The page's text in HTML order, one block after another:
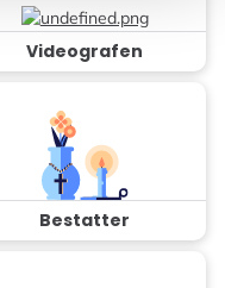
Videografen
Bestatter